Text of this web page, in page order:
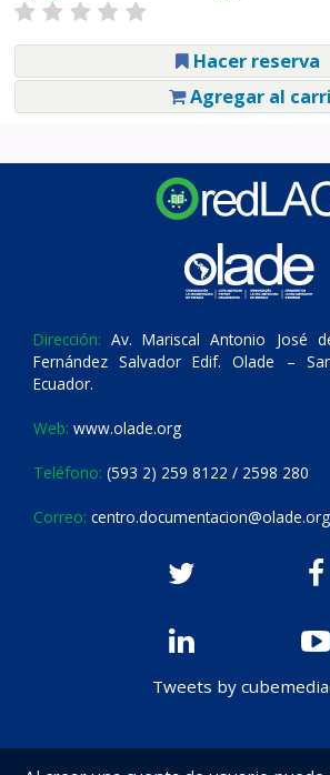
Hacer reserva
Agregar al
Dirección: Av. Mariscal Antonio José
Fernández Salvador Edif. Olade –
Ecuador.
Web: www.olade.org
Teléfono: (593 2) 259 8122 / 2598 280
Correo: centro.documentacion@olade.org
Tweets by